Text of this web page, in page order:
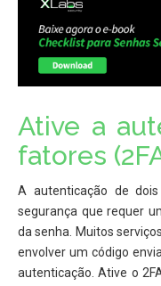
Ative a
fatores
A autenticação de
segurança que requer
da senha. Muitos
envolver um código
autenticação. Ative o